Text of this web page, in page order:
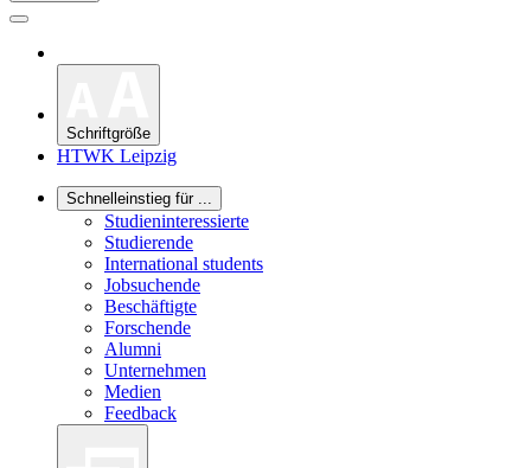
Schriftgröße
HTWK Leipzig
Schnelleinstieg für ...
Studieninteressierte
Studierende
International students
Jobsuchende
Beschäftigte
Forschende
Alumni
Unternehmen
Medien
Feedback